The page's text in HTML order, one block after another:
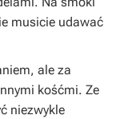
musicie udawać
ale za
kośćmi. Ze
niezwykle